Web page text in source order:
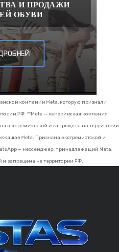
И ПРОДАЖИ
ОБУВИ
компании Meta, которую признали
РФ. **Meta — материнская компания
экстремистской и запрещена на территории
Meta. Признана экстремистской и
— мессенджер, принадлежащий Meta.
и запрещена на территории РФ.